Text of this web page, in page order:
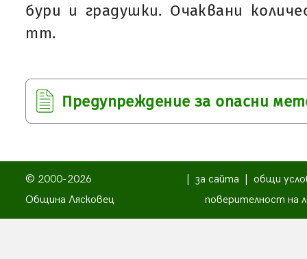
бури и градушки. Очаквани
mm.
Предупреждение за опасни
© 2000-2026
Община Лясковец
за сайта
общи
поверителност на